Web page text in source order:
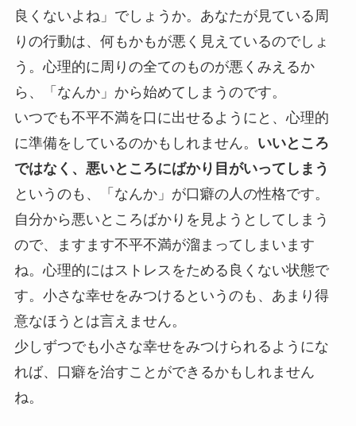
良くないよね」でしょうか。あなたが見ている周
りの行動は、何もかもが悪く見えているのでしょ
う。心理的に周りの全てのものが悪くみえるか
ら、「なんか」から始めてしまうのです。
いつでも不平不満を口に出せるようにと、心理的
に準備をしているのかもしれません。 いいところ
ではなく、悪いところにばかり目がいってしまう
というのも、「なんか」が口癖の人の性格です。
自分から悪いところばかりを見ようとしてしまう
ので、ますます不平不満が溜まってしまいます
ね。心理的にはストレスをためる良くない状態で
す。小さな幸せをみつけるというのも、あまり得
意なほうとは言えません。
少しずつでも小さな幸せをみつけられるようにな
れば、口癖を治すことができるかもしれません
ね。